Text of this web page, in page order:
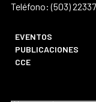
Teléfono: (503)
EVENTOS
PUBLICACIONES
CCE